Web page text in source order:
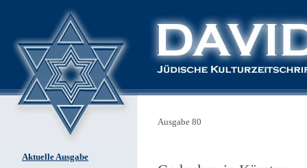
Aktuelle Ausgabe
Ausgabe 80